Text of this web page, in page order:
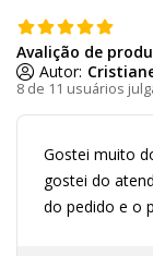
8 de 11 usuários
Avalição de
Autor:
Gostei muito
gostei do
do pedido e o